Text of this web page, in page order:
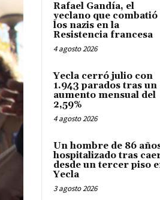
Rafael Gandía, el
yeclano que combatió
los nazis en la
Resistencia francesa
4 agosto 2026
Yecla cerró julio con
1.943 parados tras un
aumento mensual del
2,59%
4 agosto 2026
Un hombre de 86
hospitalizado tras
desde un tercer piso
Yecla
3 agosto 2026